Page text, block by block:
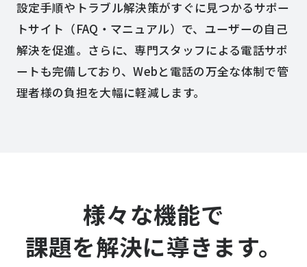
設定手順やトラブル解決策がすぐに見つかるサポー
トサイト（FAQ・マニュアル）で、ユーザーの自己
解決を促進。さらに、専門スタッフによる電話サポ
ートも完備しており、Webと電話の万全な体制で管
理者様の負担を大幅に軽減します。
様々な機能で
課題を解決に導きます。
ご利用中のお客様はこちら
ご利用に関するお問い合わせ